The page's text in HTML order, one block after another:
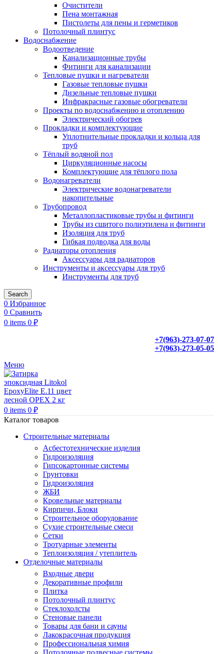
Очистители
Пена монтажная
Пистолеты для пены и герметиков
Потолочный плинтус
Водоснабжение
Водоотведение
Канализационные трубы
Фитинги для канализации
Тепловые пушки и нагреватели
Газовые тепловые пушки
Дизельные тепловые пушки
Инфракрасные газовые обогреватели
Проекты по водоснабжению и отоплению
Электрический обогрев
Прокладки и комплектующие
Уплотнительные прокладки и кольца для
труб
Тёплый водяной пол
Циркуляционные насосы
Комплектующие для тёплого пола
Водонагреватели
Электрические водонагреватели
накопительные
Трубопровод
Металлопластиковые трубы и фитинги
Трубы из сшитого полиэтилена и фитинги
Изоляция для труб
Гибкая подводка для воды
Радиаторы отопления
Аксессуары для радиаторов
Инструменты и аксессуары для труб
Инструменты для труб
Search
0 Избранное
0 Сравнить
0 items 0 ₽
+7(963)-273-07-07
+7(963)-273-05-05
Меню
0 items 0 ₽
Каталог товаров
Строительные материалы
Асбестотехнические изделия
Гидроизоляция
Гипсокартонные системы
Грунтовки
Гидроизоляция
ЖБИ
Кровельные материалы
Кирпичи, Блоки
Строительное оборудование
Сухие строительные смеси
Сетки
Тротуарные элементы
Теплоизоляция / утеплитель
Отделочные материалы
Входные двери
Декоративные профили
Плитка
Потолочный плинтус
Стеклохолсты
Стеновые панели
Товары для бани и сауны
Лакокрасочная продукция
Профессиональная химия
Потолочные подвесные системы